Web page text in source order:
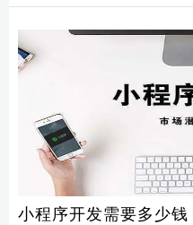
小程序开发需要多少